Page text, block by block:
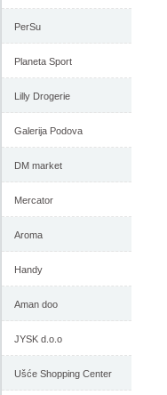
PerSu
Planeta Sport
Lilly Drogerie
Galerija Podova
DM market
Mercator
Aroma
Handy
Aman doo
JYSK d.o.o
Ušće Shopping Center